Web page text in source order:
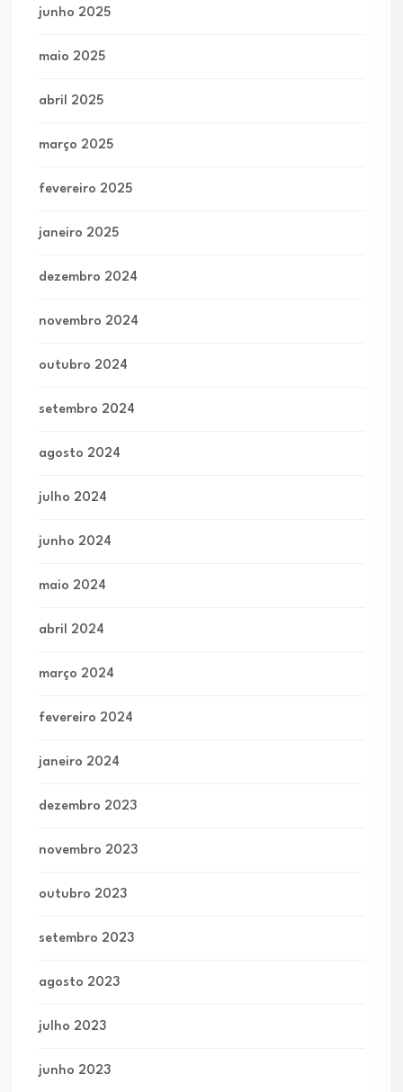
junho 2025
maio 2025
abril 2025
março 2025
fevereiro 2025
janeiro 2025
dezembro 2024
novembro 2024
outubro 2024
setembro 2024
agosto 2024
julho 2024
junho 2024
maio 2024
abril 2024
março 2024
fevereiro 2024
janeiro 2024
dezembro 2023
novembro 2023
outubro 2023
setembro 2023
agosto 2023
julho 2023
junho 2023